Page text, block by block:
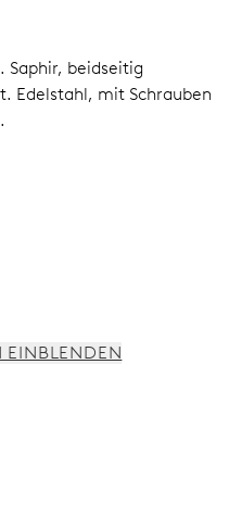
Saphir, beidseitig
Edelstahl, mit Schrauben
EINBLENDEN